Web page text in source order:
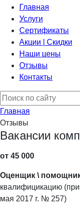
Главная
Услуги
Сертификаты
Акции | Скидки
Наши цены
Отзывы
Контакты
Главная
Отзывы
Вакансии
от 45 000
Оценщик \
квалифицикацию
мая 2017 г. № 257)